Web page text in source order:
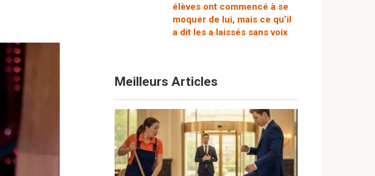
élèves ont commencé à se
moquer de lui, mais ce qu’il
a dit les a laissés sans voix
Meilleurs Articles